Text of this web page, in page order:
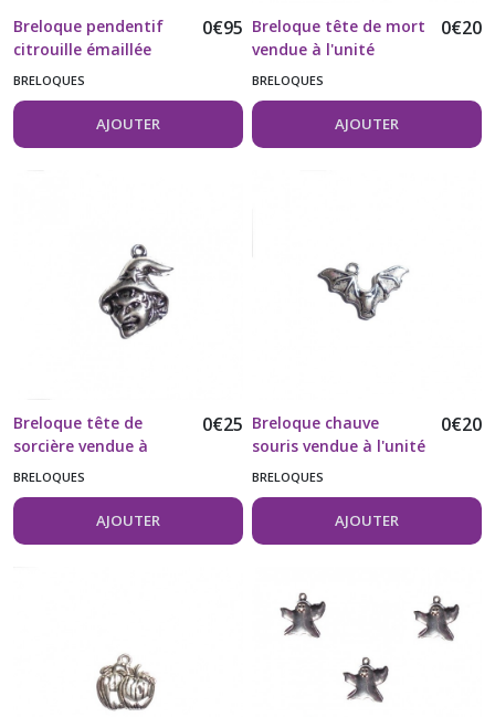
Breloque pendentif
citrouille émaillée
vendue à l'unité
0€95
BRELOQUES
AJOUTER
Breloque tête de mort
vendue à l'unité
0€20
BRELOQUES
AJOUTER
Breloque tête de
sorcière vendue à
l'unité
0€25
BRELOQUES
AJOUTER
Breloque chauve
souris vendue à l'unité
0€20
BRELOQUES
AJOUTER